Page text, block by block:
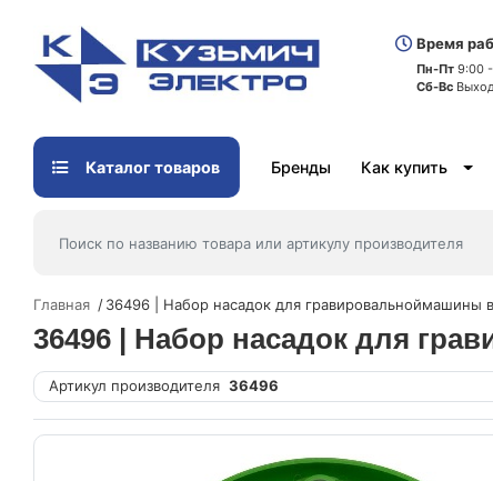
Время
Пн-Пт 9:00
Сб-Вс
Каталог товаров Бренды Как купить
Главная 36496 | Набор насадок для гравировальноймашины
36496 | Набор насадок для
Артикул производителя 36496